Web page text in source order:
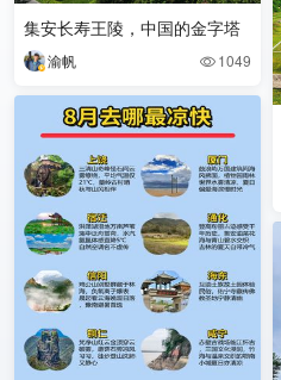
集安长寿王陵，中国的金字塔
渝帆  1049